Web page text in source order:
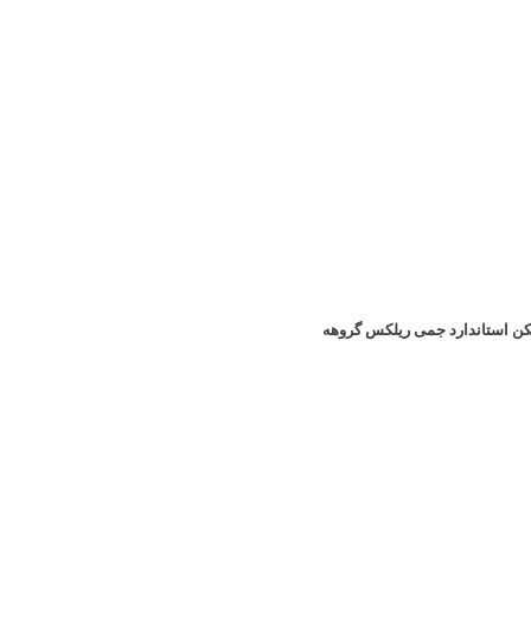
استاندارد جمی ریلکس گروهه